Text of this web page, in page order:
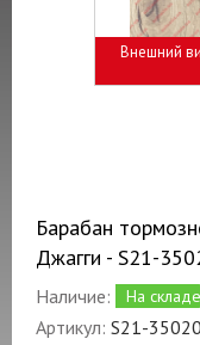
Внешний
Барабан
Джагги - S21-
Наличие: На складе
Артикул: S21-